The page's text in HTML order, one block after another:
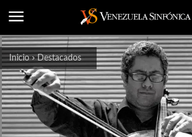
Inicio Destacados